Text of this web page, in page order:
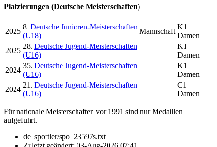
Platzierungen (Deutsche Meisterschaften)
2025
8. Deutsche Junioren-Meisterschaften
(U18)
Mannschaft
K1
Damen
2025
28. Deutsche Jugend-Meisterschaften
(U16)
K1
Damen
2024
35. Deutsche Jugend-Meisterschaften
(U16)
K1
Damen
2024
21. Deutsche Jugend-Meisterschaften
(U16)
C1
Damen
Für nationale Meisterschaften vor 1991 sind nur Medaillen
aufgeführt.
de_sportler/spo_23597s.txt
Zuletzt geändert: 03-Aug-2026 07:41